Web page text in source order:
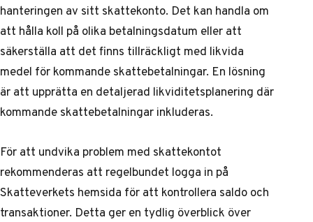
hanteringen av sitt skattekonto. Det kan handla om
att hålla koll på olika betalningsdatum eller att
säkerställa att det finns tillräckligt med likvida
medel för kommande skattebetalningar. En lösning
är att upprätta en detaljerad likviditetsplanering där
kommande skattebetalningar inkluderas.
För att undvika problem med skattekontot
rekommenderas att regelbundet logga in på
Skatteverkets hemsida för att kontrollera saldo och
transaktioner. Detta ger en tydlig överblick över